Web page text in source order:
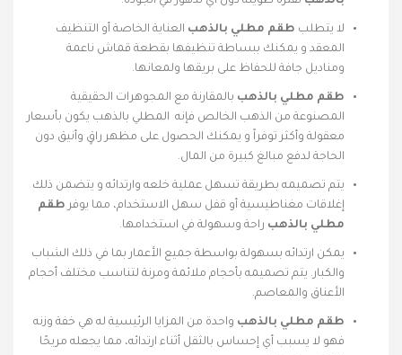
لا يتطلب طقم مطلي بالذهب العناية الخاصة أو التنظيف
المعقد و يمكنك ببساطة تنظيفها بقطعة قماش ناعمة
ومناديل جافة للحفاظ على بريقها ولمعانها.
طقم مطلي بالذهب بالمقارنة مع المجوهرات الحقيقية
المصنوعة من الذهب الخالص فإنه المطلي بالذهب يكون بأسعار
معقولة وأكثر توفراً و يمكنك الحصول على مظهر راقٍ وأنيق دون
الحاجة لدفع مبالغ كبيرة من المال.
يتم تصميمه بطريقة تسهل عملية خلعه وارتدائه و يتضمن ذلك
إغلاقات مغناطيسية أو قفل سهل الاستخدام، مما يوفر طقم
مطلي بالذهب راحة وسهولة في استخدامها.
يمكن ارتدائه بسهولة بواسطة جميع الأعمار بما في ذلك الشباب
والكبار. يتم تصميمه بأحجام ملائمة ومرنة لتناسب مختلف أحجام
الأعناق والمعاصم.
طقم مطلي بالذهب واحدة من المزايا الرئيسية له هي خفة وزنه
فهو لا يسبب أي إحساس بالثقل أثناء ارتدائه، مما يجعله مريحًا